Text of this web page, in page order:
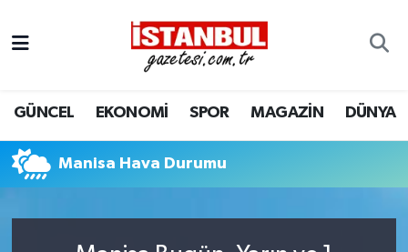
GÜNCEL EKONOMİ SPOR MAGAZİN DÜNYA
Manisa Hava Durumu
EKONOMİ
İSTANBUL
Nöbetçi Eczaneler
Hava Durumu
Trafik Durumu